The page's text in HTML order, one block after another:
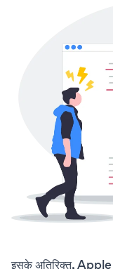
इसके अतिरिक्त,